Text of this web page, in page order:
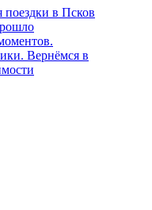
поездки в Псков
Вернёмся в